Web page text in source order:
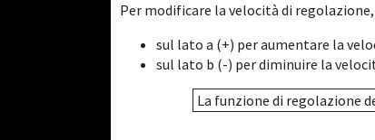
Per modificare la velocità di
sul lato a (+) per aumentare la
sul lato b (-) per diminuire la
La funzione di regolazione